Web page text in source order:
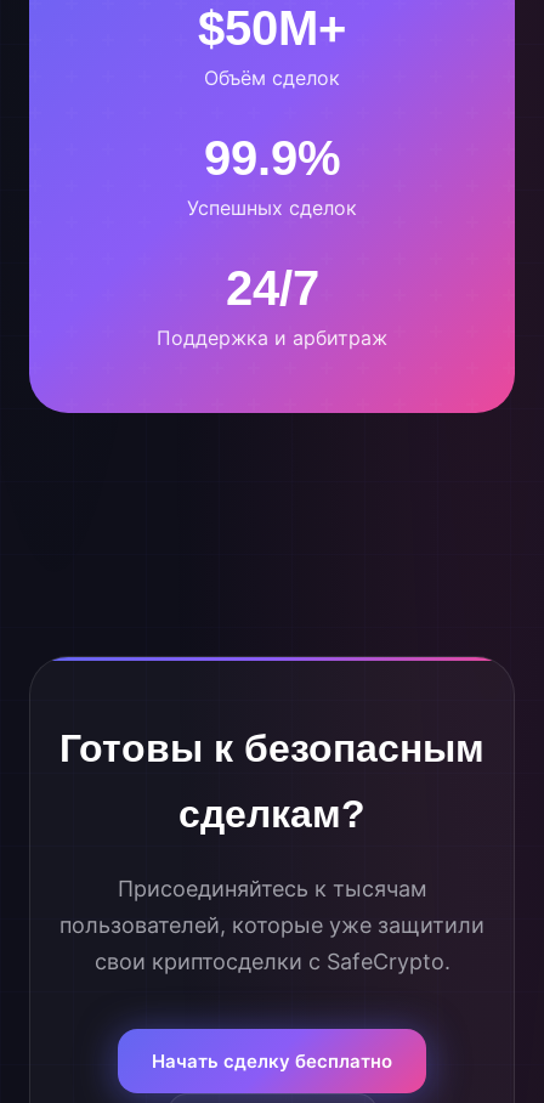
$50M+
Объём сделок
99.9%
Успешных сделок
24/7
Поддержка и арбитраж
Готовы к безопасным
сделкам?
Присоединяйтесь к тысячам
пользователей, которые уже защитили
свои криптосделки с SafeCrypto.
Начать сделку бесплатно